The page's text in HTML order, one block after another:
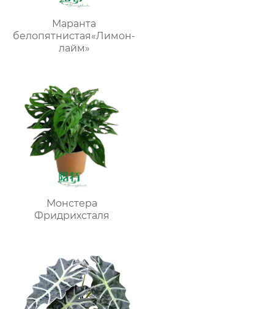
Маранта
белопятнистая«Лимон-
лайм»
Монстера
Фридрихсталя